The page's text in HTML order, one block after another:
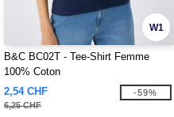
W1
B&C BC02T - Tee-Shirt Femme
100% Coton
2,54 CHF
6,25 CHF
-59%